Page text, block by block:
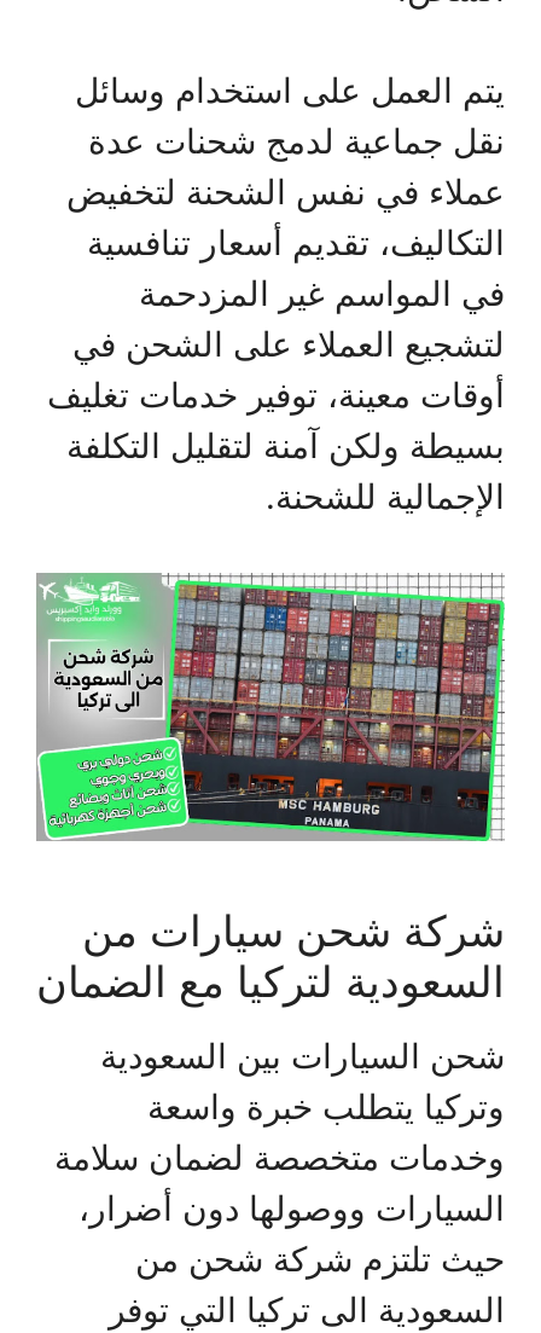
يتم العمل على استخدام وسائل
نقل جماعية لدمج شحنات عدة
عملاء في نفس الشحنة لتخفيض
التكاليف، تقديم أسعار تنافسية
في المواسم غير المزدحمة
لتشجيع العملاء على الشحن في
أوقات معينة، توفير خدمات تغليف
بسيطة ولكن آمنة لتقليل التكلفة
الإجمالية للشحنة.
شركة شحن سيارات من
السعودية لتركيا مع الضمان
شحن السيارات بين السعودية
وتركيا يتطلب خبرة واسعة
وخدمات متخصصة لضمان سلامة
السيارات ووصولها دون أضرار،
حيث تلتزم شركة شحن من
السعودية الى تركيا التي توفر